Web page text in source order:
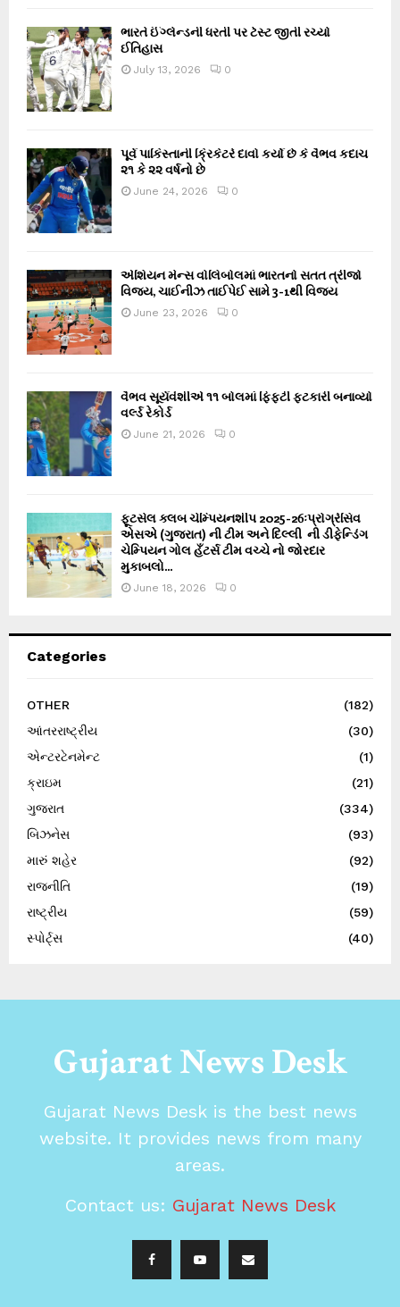
ભારતે ઈંગ્લેન્ડની ધરતી પર ટેસ્ટ જીતી રચ્યો
ઈતિહાસ
July 13, 2026 0
પૂર્વ પાકિસ્તાની ક્રિકેટરે દાવો કર્યો છે કે વૈભવ કદાચ
૨૧ કે ૨૨ વર્ષનો છે
June 24, 2026 0
એશિયન મેન્સ વોલિબોલમાં ભારતનો સતત ત્રીજો
વિજય, ચાઈનીઝ તાઈપેઈ સામે 3-1થી વિજય
June 23, 2026 0
વૈભવ સૂર્યવંશીએ ૧૧ બોલમાં ફિફ્ટી ફટકારી બનાવ્યો
વર્લ્ડ રેકોર્ડ
June 21, 2026 0
ફૂટસેલ ક્લબ ચેમ્પિયનશીપ 2025-26ઃપ્રોગ્રેસિવ
એસએ (ગુજરાત) ની ટીમ અને દિલ્લી ની ડીફેન્ડિંગ
ચેમ્પિયન ગોલ હઁટર્સ ટીમ વચ્ચે નો જોરદાર
મુકાબલો...
June 18, 2026 0
Categories
OTHER
(182)
આંતરરાષ્ટ્રીય
(30)
એન્ટરટેનમેન્ટ
(1)
ક્રાઇમ
(21)
ગુજરાત
(334)
બિઝનેસ
(93)
મારું શહેર
(92)
રાજનીતિ
(19)
રાષ્ટ્રીય
(59)
સ્પોર્ટ્સ
(40)
Gujarat News Desk
Gujarat News Desk is the best news
website. It provides news from many
areas.
Contact us: Gujarat News Desk